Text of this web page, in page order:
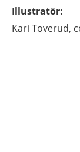
Illustratör:
Kari Toverud,